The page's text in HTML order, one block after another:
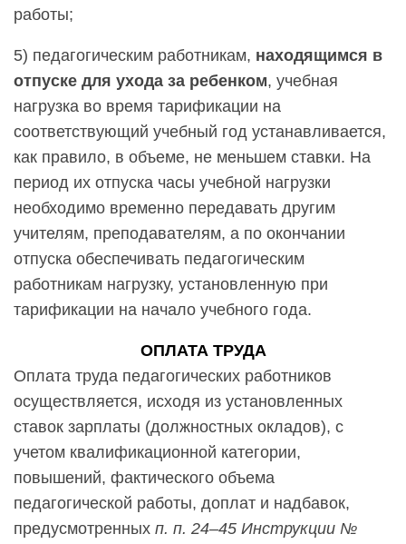
работы;
5) педагогическим работникам, находящимся в
отпуске для ухода за ребенком, учебная
нагрузка во время тарификации на
соответствующий учебный год устанавливается,
как правило, в объеме, не меньшем ставки. На
период их отпуска часы учебной нагрузки
необходимо временно передавать другим
учителям, преподавателям, а по окончании
отпуска обеспечивать педагогическим
работникам нагрузку, установленную при
тарификации на начало учебного года.
ОПЛАТА ТРУДА
Оплата труда педагогических работников
осуществляется, исходя из установленных
ставок зарплаты (должностных окладов), с
учетом квалификационной категории,
повышений, фактического объема
педагогической работы, доплат и надбавок,
предусмотренных п. п. 24–45 Инструкции №